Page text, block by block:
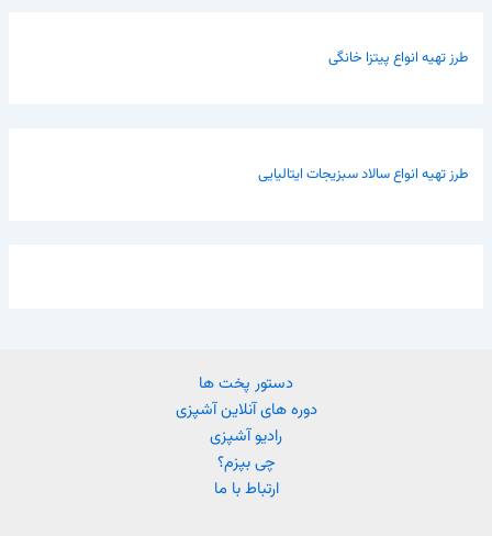
طرز تهیه انواع پیتزا خانگی
طرز تهیه انواع سالاد سبزیجات ایتالیایی
دستور پخت ها
دوره های آنلاین آشپزی
رادیو آشپزی
چی بپزم؟
ارتباط با ما